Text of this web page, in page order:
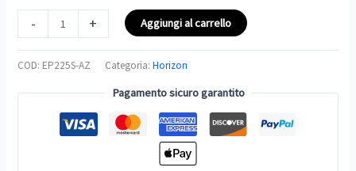
- + Aggiungi al carrello
COD: EP225S-AZ Categoria:Horizon
Pagamento sicuro garantito